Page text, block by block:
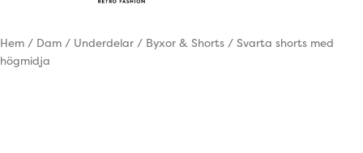
Hem / Dam / Underdelar / Byxor & Shorts / Svarta shorts med
högmidja